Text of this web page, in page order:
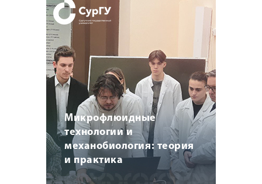
Микрофлюидные
технологии и
механобиология: теория
и практика